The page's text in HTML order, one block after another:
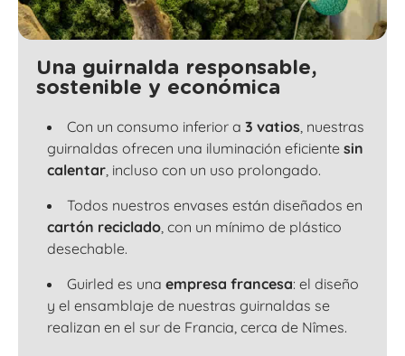
Una guirnalda responsable,
sostenible y económica
Con un consumo inferior a 3 vatios , nuestras
guirnaldas ofrecen una iluminación eficiente sin
calentar , incluso con un uso prolongado.
Todos nuestros envases están diseñados en
cartón reciclado , con un mínimo de plástico
desechable.
Guirled es una empresa francesa: el diseño
y el ensamblaje de nuestras guirnaldas se
realizan en el sur de Francia, cerca de Nîmes.